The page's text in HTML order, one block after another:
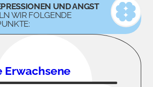
UND ANGST
WIR FOLGENDE
Erwachsene